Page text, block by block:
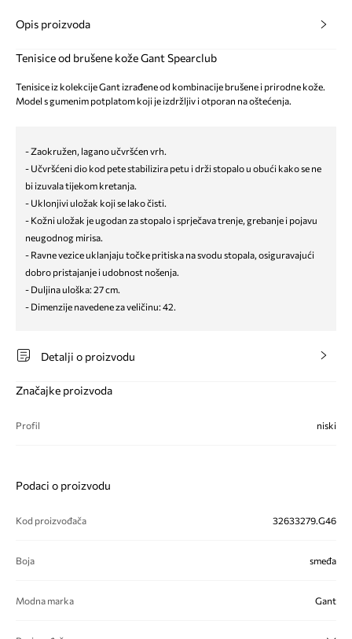
Opis proizvoda
Tenisice od brušene kože Gant Spearclub
Tenisice iz kolekcije Gant izrađene od kombinacije brušene i prirodne kože.
Model s gumenim potplatom koji je izdržljiv i otporan na oštećenja.
- Zaokružen, lagano učvršćen vrh.
- Učvršćeni dio kod pete stabilizira petu i drži stopalo u obući kako se ne
bi izuvala tijekom kretanja.
- Uklonjivi uložak koji se lako čisti.
- Kožni uložak je ugodan za stopalo i sprječava trenje, grebanje i pojavu
neugodnog mirisa.
- Ravne vezice uklanjaju točke pritiska na svodu stopala, osiguravajući
dobro pristajanje i udobnost nošenja.
- Duljina uloška: 27 cm.
- Dimenzije navedene za veličinu: 42.
Detalji o proizvodu
Značajke proizvoda
Profil niski
Podaci o proizvodu
Kod proizvođača 32633279.G46
Boja smeđa
Modna marka Gant